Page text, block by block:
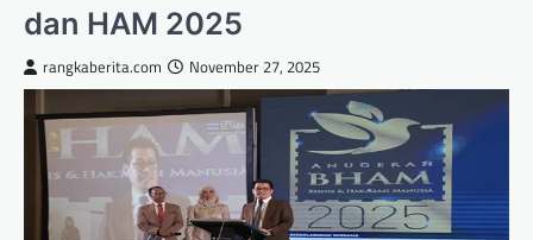
dan HAM 2025
rangkaberita.com November 27, 2025